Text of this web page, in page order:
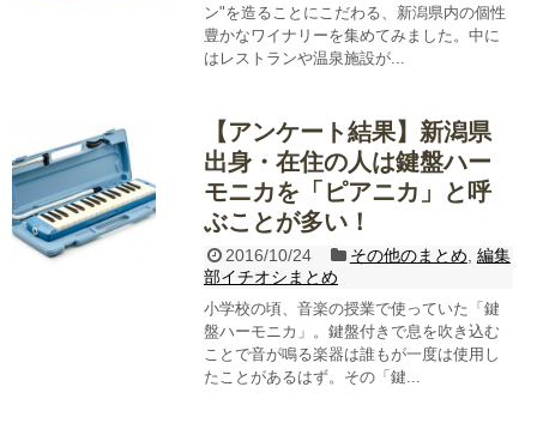
ン"を造ることにこだわる、新潟県内の個性
豊かなワイナリーを集めてみました。中に
はレストランや温泉施設が...
【アンケート結果】新潟県
出身・在住の人は鍵盤ハー
モニカを「ピアニカ」と呼
ぶことが多い！
2016/10/24 その他のまとめ 編集
部イチオシまとめ
小学校の頃、音楽の授業で使っていた「鍵
盤ハーモニカ」。鍵盤付きで息を吹き込む
ことで音が鳴る楽器は誰もが一度は使用し
たことがあるはず。その「鍵...